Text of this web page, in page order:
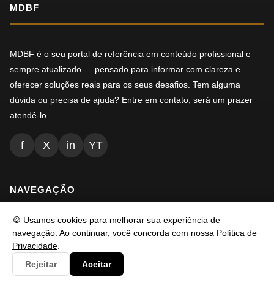
🍪 Usamos cookies para melhorar sua experiência de
navegação. Ao continuar, você concorda com nossa Política de
Privacidade
Rejeitar
Aceitar
MDBF
MDBF é o seu portal de referência em conteúdo profissional e
sempre atualizado — pensado para informar com clareza e
oferecer soluções reais para os seus desafios. Tem alguma
dúvida ou precisa de ajuda? Entre em contato, será um prazer
atendê-lo.
f X in YT
NAVEGAÇÃO
Inicio
Conteúdos
Busca